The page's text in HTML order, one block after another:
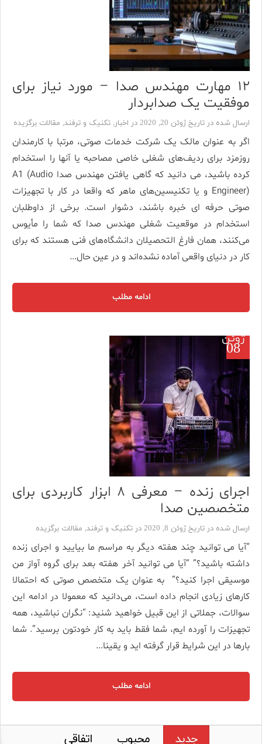
۱۲ مهارت مهندس صدا – مورد نیاز برای
موفقیت یک صدابردار
ارسال شده در تاریخ ژوئن 20, 2020 در اخبار, تکنیک و ترفند, مقالات برگزیده
اگر به عنوان مالک یک شرکت خدمات صوتی، مرتبا با کارمندان
روزمزد برای ردیف‌های شغلی خاصی مصاحبه یا آنها را استخدام
کرده باشید، می دانید که گاهی یافتن مهندس صدا A1 (Audio
Engineer) و یا تکنیسین‌های ماهر که واقعا در کار با تجهیزات
صوتی حرفه ای خبره باشند، دشوار است. برخی از داوطلبان
استخدام در موقعیت شغلی مهندس صدا که شما را مأیوس
می‌کنند، همان فارغ التحصیلان دانشگاه‌های فنی هستند که برای
کار در دنیای واقعی آماده نشده‌اند و در عین حال...
ادامه مطلب
ژوئن
08
اجرای زنده – معرفی ۸ ابزار کاربردی برای
متخصصین صدا
ارسال شده در تاریخ ژوئن 8, 2020 در تکنیک و ترفند, مقالات برگزیده
“آیا می توانید چند هفته دیگر به مراسم ما بیایید و اجرای زنده
داشته باشید؟” “آیا می توانید آخر هفته بعد برای گروه آواز من
موسیقی اجرا کنید؟” به عنوان یک متخصص صوتی که احتمالا
کارهای زیادی انجام داده است، می‌دانید که معمولا در ادامه این
سوالات، جملاتی از این قبیل خواهید شنید: “نگران نباشید، همه
تجهیزات را آورده ایم، شما فقط باید به کار خودتون برسید”. شما
بارها در این شرایط قرار گرفته اید و یقینا...
ادامه مطلب
جدید محبوب اتفاقی